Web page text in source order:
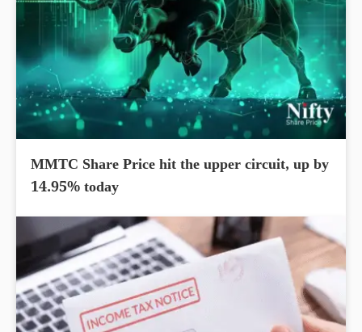
MMTC Share Price hit the upper circuit, up by
14.95% today